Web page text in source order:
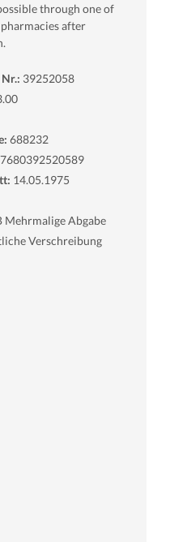
through one of
after
39252058
688232
7680392520589
14.05.1975
Mehrmalige Abgabe
Verschreibung